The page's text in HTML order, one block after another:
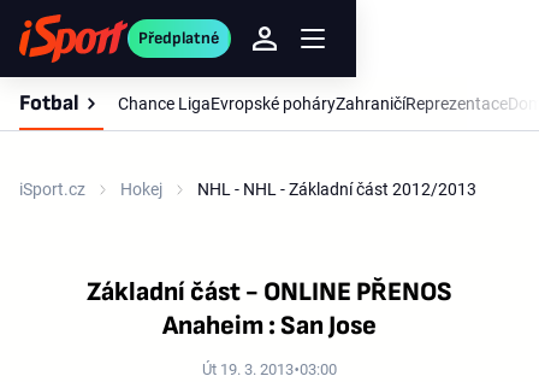
Předplatné
Fotbal Chance LigaEvropské poháryZahraničíReprezentace
iSport.cz Hokej NHL - NHL - Základní část 2012/2013
Základní část - ONLINE PŘENOS
Anaheim : San Jose
Út 19. 3. 2013 03:00